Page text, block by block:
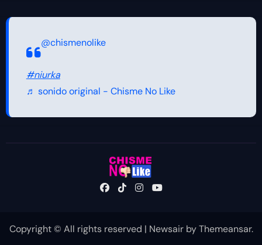
@chismenolike
#niurka
♬ sonido original - Chisme No Like
Copyright © All rights reserved | NewsairbyThemeansar.